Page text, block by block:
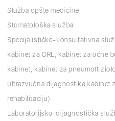
Služba opšte medicine
Stomatološka služba
Specijalističko-konsultativna
kabinet za ORL, kabinet za očne
kabinet, kabinet za
ultrazvučna dijagnostika,kabinet
rehabilitaciju)
Laboratorijsko-dijagnostička